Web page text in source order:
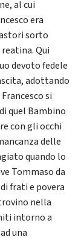
al cui
era
sorto
Qui
devoto fedele
adottando
si
quel Bambino
con gli occhi
delle
quando lo
Tommaso da
frati e povera
nella
intorno a
una